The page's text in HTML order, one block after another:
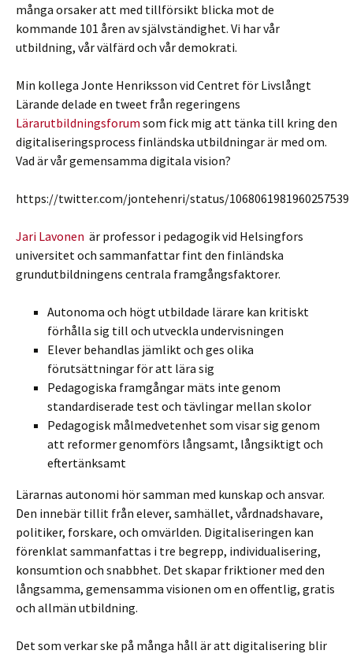
många orsaker att med tillförsikt blicka mot de
kommande 101 åren av självständighet. Vi har vår
utbildning, vår välfärd och vår demokrati.
Min kollega Jonte Henriksson vid Centret för Livslångt
Lärande delade en tweet från regeringens
Lärarutbildningsforum som fick mig att tänka till kring den
digitaliseringsprocess finländska utbildningar är med om.
Vad är vår gemensamma digitala vision?
https://twitter.com/jontehenri/status/1068061981960257539
Jari Lavonen är professor i pedagogik vid Helsingfors
universitet och sammanfattar fint den finländska
grundutbildningens centrala framgångsfaktorer.
Autonoma och högt utbildade lärare kan kritiskt
förhålla sig till och utveckla undervisningen
Elever behandlas jämlikt och ges olika
förutsättningar för att lära sig
Pedagogiska framgångar mäts inte genom
standardiserade test och tävlingar mellan skolor
Pedagogisk målmedvetenhet som visar sig genom
att reformer genomförs långsamt, långsiktigt och
eftertänksamt
Lärarnas autonomi hör samman med kunskap och ansvar.
Den innebär tillit från elever, samhället, vårdnadshavare,
politiker, forskare, och omvärlden. Digitaliseringen kan
förenklat sammanfattas i tre begrepp, individualisering,
konsumtion och snabbhet. Det skapar friktioner med den
långsamma, gemensamma visionen om en offentlig, gratis
och allmän utbildning.
Det som verkar ske på många håll är att digitalisering blir